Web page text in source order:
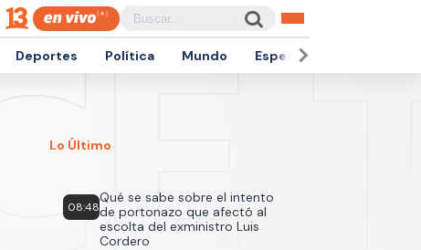
Deportes Política Mundo Espectáculos
Lo Último
08:48
Qué se sabe sobre el intento
de portonazo que afectó al
escolta del exministro Luis
Cordero